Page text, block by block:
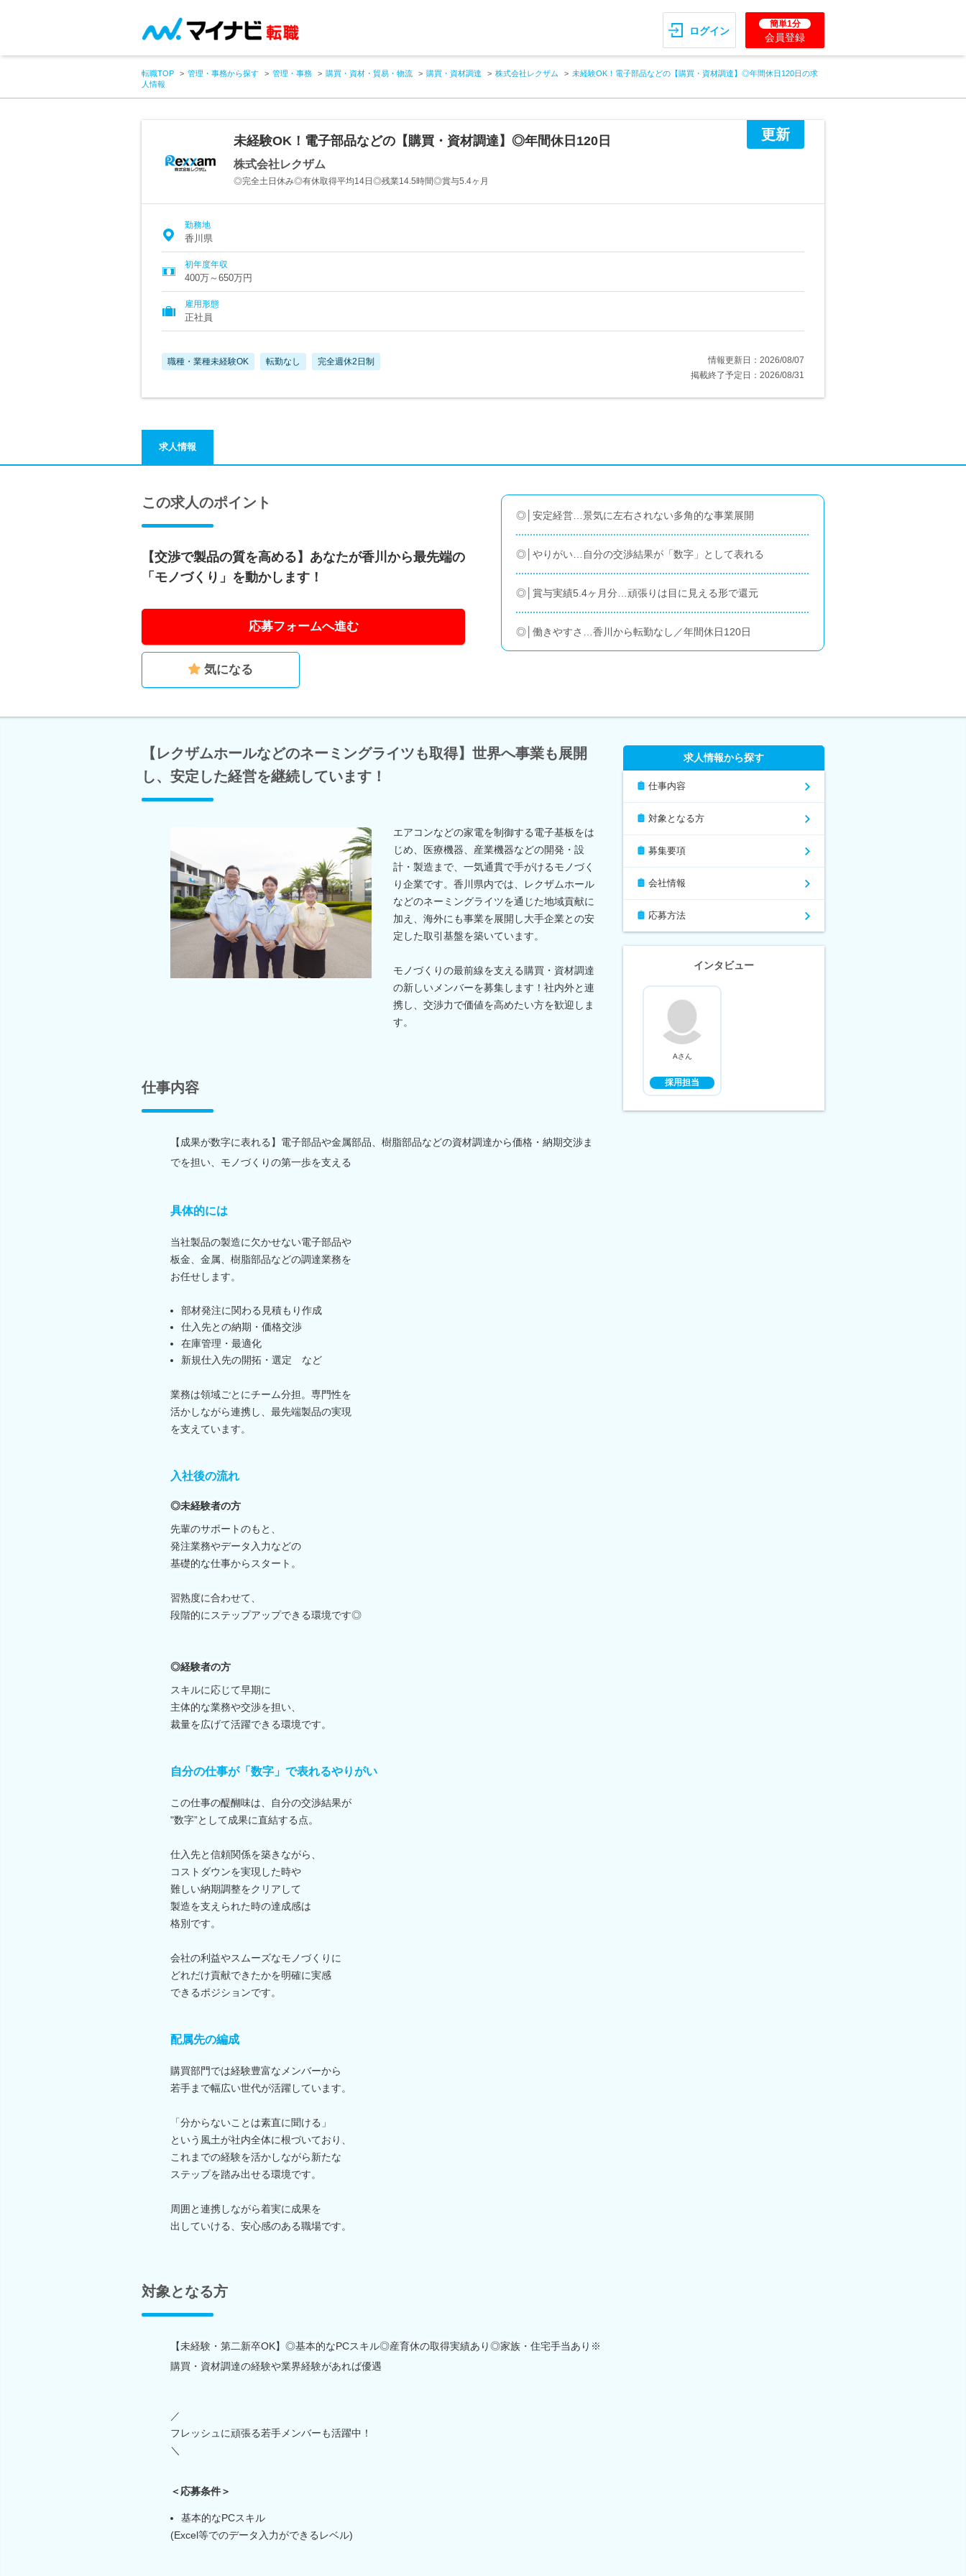
ログイン
簡単1分
会員登録
転職TOP 管理・事務から探す 管理・事務 購買・資材・貿易・物流 購買・資材調達 株式会社レクザム
未経験OK！電子部品などの【購買・資材調達】◎年間休日120日の求
人情報
更新
未経験OK！電子部品などの【購買・資材調達】◎年間休日120日
株式会社レクザム
◎完全土日休み◎有休取得平均14日◎残業14.5時間◎賞与5.4ヶ月
勤務地
香川県
初年度年収
400万～650万円
雇用形態
正社員
職種・業種未経験OK 転勤なし 完全週休2日制
情報更新日：2026/08/07
掲載終了予定日：2026/08/31
求人情報
この求人のポイント
【交渉で製品の質を高める】あなたが香川から最先端の
「モノづくり」を動かします！
応募フォームへ進む
気になる
◎│安定経営…景気に左右されない多角的な事業展開
◎│やりがい…自分の交渉結果が「数字」として表れる
◎│賞与実績5.4ヶ月分…頑張りは目に見える形で還元
◎│働きやすさ…香川から転勤なし／年間休日120日
【レクザムホールなどのネーミングライツも取得】世界へ事業も展開
し、安定した経営を継続しています！
エアコンなどの家電を制御する電子基板をは
じめ、医療機器、産業機器などの開発・設
計・製造まで、一気通貫で手がけるモノづく
り企業です。香川県内では、レクザムホール
などのネーミングライツを通じた地域貢献に
加え、海外にも事業を展開し大手企業との安
定した取引基盤を築いています。
モノづくりの最前線を支える購買・資材調達
の新しいメンバーを募集します！社内外と連
携し、交渉力で価値を高めたい方を歓迎しま
す。
仕事内容
【成果が数字に表れる】電子部品や金属部品、樹脂部品などの資材調達から価格・納期交渉ま
でを担い、モノづくりの第一歩を支える
具体的には
当社製品の製造に欠かせない電子部品や
板金、金属、樹脂部品などの調達業務を
お任せします。
部材発注に関わる見積もり作成
仕入先との納期・価格交渉
在庫管理・最適化
新規仕入先の開拓・選定 など
業務は領域ごとにチーム分担。専門性を
活かしながら連携し、最先端製品の実現
を支えています。
入社後の流れ
◎未経験者の方
先輩のサポートのもと、
発注業務やデータ入力などの
基礎的な仕事からスタート。
習熟度に合わせて、
段階的にステップアップできる環境です◎
◎経験者の方
スキルに応じて早期に
主体的な業務や交渉を担い、
裁量を広げて活躍できる環境です。
自分の仕事が「数字」で表れるやりがい
この仕事の醍醐味は、自分の交渉結果が
"数字”として成果に直結する点。
仕入先と信頼関係を築きながら、
コストダウンを実現した時や
難しい納期調整をクリアして
製造を支えられた時の達成感は
格別です。
会社の利益やスムーズなモノづくりに
どれだけ貢献できたかを明確に実感
できるポジションです。
配属先の編成
購買部門では経験豊富なメンバーから
若手まで幅広い世代が活躍しています。
「分からないことは素直に聞ける」
という風土が社内全体に根づいており、
これまでの経験を活かしながら新たな
ステップを踏み出せる環境です。
周囲と連携しながら着実に成果を
出していける、安心感のある職場です。
対象となる方
【未経験・第二新卒OK】◎基本的なPCスキル◎産育休の取得実績あり◎家族・住宅手当あり※
購買・資材調達の経験や業界経験があれば優遇
／
フレッシュに頑張る若手メンバーも活躍中！
＼
＜応募条件＞
基本的なPCスキル
(Excel等でのデータ入力ができるレベル)
求人情報から探す
仕事内容
対象となる方
募集要項
会社情報
応募方法
インタビュー
Aさん
採用担当